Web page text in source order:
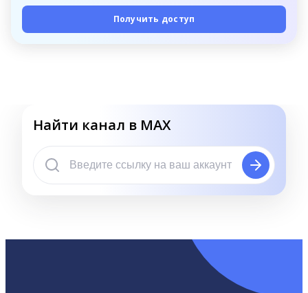
Получить доступ
Найти канал в MAX